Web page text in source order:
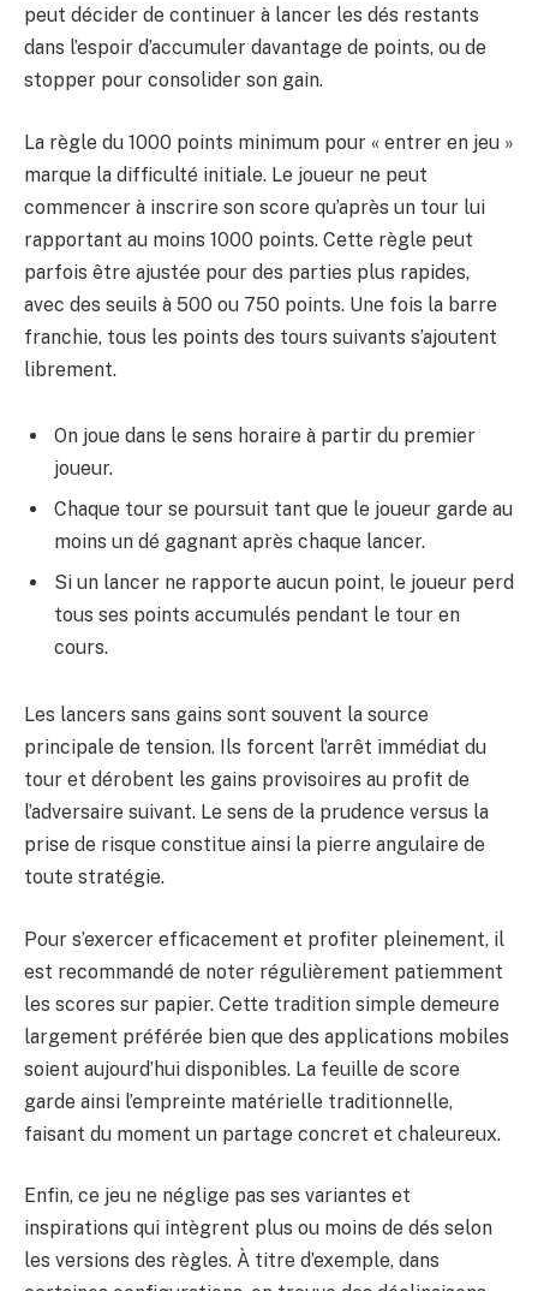
peut décider de continuer à lancer les dés restants
dans l’espoir d’accumuler davantage de points, ou de
stopper pour consolider son gain.
La règle du 1000 points minimum pour « entrer en jeu »
marque la difficulté initiale. Le joueur ne peut
commencer à inscrire son score qu’après un tour lui
rapportant au moins 1000 points. Cette règle peut
parfois être ajustée pour des parties plus rapides,
avec des seuils à 500 ou 750 points. Une fois la barre
franchie, tous les points des tours suivants s’ajoutent
librement.
On joue dans le sens horaire à partir du premier
joueur.
Chaque tour se poursuit tant que le joueur garde au
moins un dé gagnant après chaque lancer.
Si un lancer ne rapporte aucun point, le joueur perd
tous ses points accumulés pendant le tour en
cours.
Les lancers sans gains sont souvent la source
principale de tension. Ils forcent l’arrêt immédiat du
tour et dérobent les gains provisoires au profit de
l’adversaire suivant. Le sens de la prudence versus la
prise de risque constitue ainsi la pierre angulaire de
toute stratégie.
Pour s’exercer efficacement et profiter pleinement, il
est recommandé de noter régulièrement patiemment
les scores sur papier. Cette tradition simple demeure
largement préférée bien que des applications mobiles
soient aujourd’hui disponibles. La feuille de score
garde ainsi l’empreinte matérielle traditionnelle,
faisant du moment un partage concret et chaleureux.
Enfin, ce jeu ne néglige pas ses variantes et
inspirations qui intègrent plus ou moins de dés selon
les versions des règles. À titre d’exemple, dans